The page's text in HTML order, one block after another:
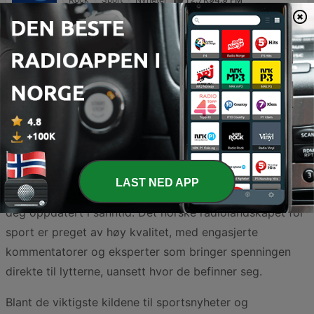
Norge er en nasjon med en dyp og lidenskapelig
interesse for idrett, noe som tydelig gjenspeiles i det
varierte utvalget av radiostasjoner dedikert til sport.
Enten du brenner for de intense vinteridrettene som
langrenn og skiskyting, eller følger nøye med på hver
eneste runde i Eliteserien, finnes det kanaler som holder
deg oppdatert i sanntid. Det norske radiolandskapet for
sport er preget av høy kvalitet, med engasjerte
kommentatorer og eksperter som bringer spenningen
direkte til lytterne, uansett hvor de befinner seg.
Blant de viktigste kildene til sportsnyheter og
LAST NED APP